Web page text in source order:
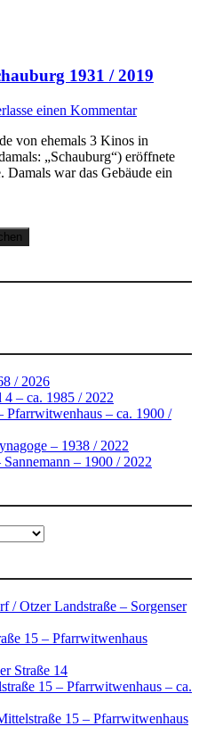
1931 / 2019
einen Kommentar
von ehemals 3 Kinos in
„Schauburg“) eröffnete
Damals war das Gebäude ein
/ 2026
4 – ca. 1985 / 2022
– ca. 1900 /
– 1938 / 2022
– 1900 / 2022
/ Otzer Landstraße – Sorgenser
15 – Pfarrwitwenhaus
Straße 14
15 – Pfarrwitwenhaus – ca.
15 – Pfarrwitwenhaus